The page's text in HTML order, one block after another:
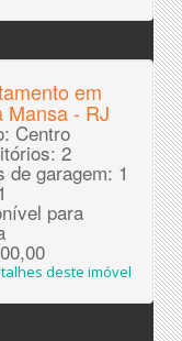
em
Mansa - RJ
Centro
2
de garagem: 1
para
deste imóvel